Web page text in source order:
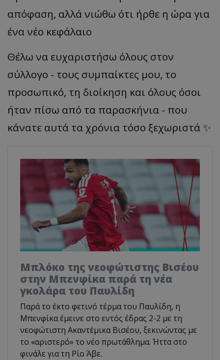
απόφαση, αλλά νιώθω ότι ήρθε η ώρα για
ένα νέο κεφάλαιο
Θέλω να ευχαριστήσω όλους στον
σύλλογο - τους συμπαίκτες μου, το
προσωπικό, τη διοίκηση και όλους όσοι
ήταν πίσω από τα παρασκήνια - που
κάνατε αυτά τα χρόνια τόσο ξεχωριστά ✨
Μπλόκο της νεοφώτιστης Βισέου
στην Μπενφίκα παρά τη νέα
γκολάρα του Παυλίδη
Παρά το έκτο φετινό τέρμα του Παυλίδη, η
Μπενφίκα έμεινε στο εντός έδρας 2-2 με τη
νεοφώτιστη Ακαντέμικα Βισέου, ξεκινώντας με
το «αριστερό» το νέο πρωτάθλημα. Ήττα στο
φινάλε για τη Ρίο Άβε.